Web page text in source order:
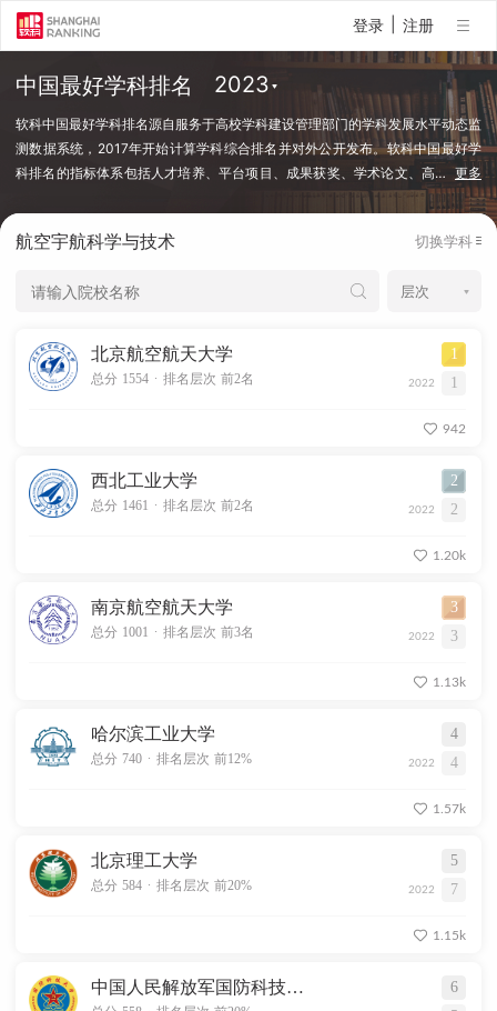
登录 注册
中国最好学科排名
…更多
软科中国最好学科排名源自服务于高校学科建设管理部门的学科发展水平动态监
测数据系统，2017年开始计算学科综合排名并对外公开发布。软科中国最好学
科排名的指标体系包括人才培养、平台项目、成果获奖、学术论文、高
端人才等指标类别，使用百余项学科建设管理中密切关注的指标变量，强调通过
好学科排名采用的学科口径是国务院学位委员会、教育部颁布的《研究生教育学
对象是在该学科设有研究生学位授权点的所有高校，发布的是在该学科排名前
业学位类别，涉及超过500所高校的上万个学科点（查看排名方法）。
航空宇航科学与技术 切换学科
北京航空航天大学 1
总分 1554 . 排名层次 前2名 2022 1
942
西北工业大学 2
总分 1461 . 排名层次 前2名 2022 2
1.20k
南京航空航天大学 3
总分 1001 . 排名层次 前3名 2022 3
1.13k
哈尔滨工业大学 4
总分 740 . 排名层次 前12% 2022 4
1.57k
北京理工大学 5
总分 584 . 排名层次 前20% 2022 7
1.15k
中国人民解放军国防科技大学 6
.